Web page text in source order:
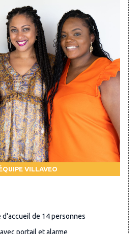
VILLAVEO
d'accueil de 14 personnes
portail et alarme